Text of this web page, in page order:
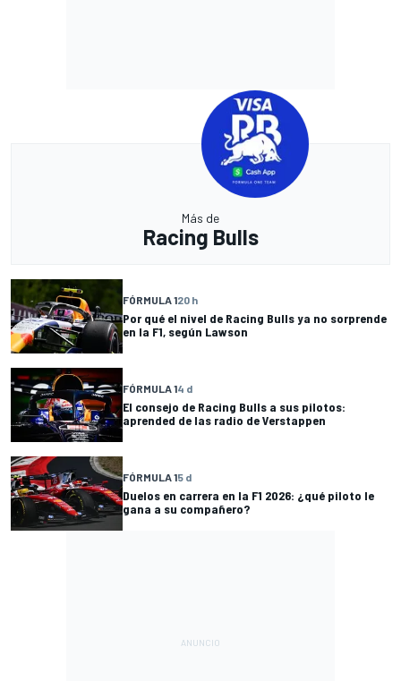
Más de
Racing Bulls
FÓRMULA 120 h
Por qué el nivel de Racing Bulls ya no sorprende
en la F1, según Lawson
FÓRMULA 14 d
El consejo de Racing Bulls a sus pilotos:
aprended de las radio de Verstappen
FÓRMULA 15 d
Duelos en carrera en la F1 2026: ¿qué piloto le
gana a su compañero?